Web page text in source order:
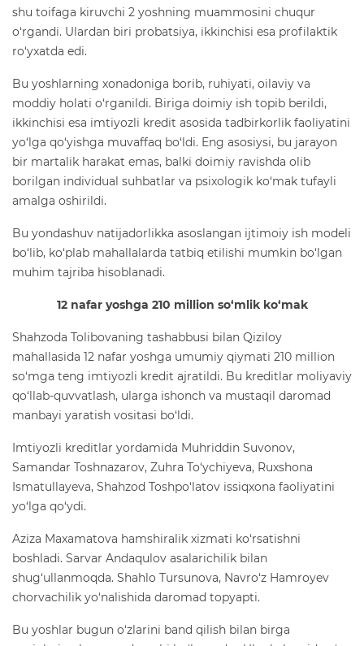
shu toifaga kiruvchi 2 yoshning muammosini chuqur
o‘rgandi. Ulardan biri probatsiya, ikkinchisi esa profilaktik
ro‘yxatda edi.
Bu yoshlarning xonadoniga borib, ruhiyati, oilaviy va
moddiy holati o‘rganildi. Biriga doimiy ish topib berildi,
ikkinchisi esa imtiyozli kredit asosida tadbirkorlik faoliyatini
yo‘lga qo‘yishga muvaffaq bo‘ldi. Eng asosiysi, bu jarayon
bir martalik harakat emas, balki doimiy ravishda olib
borilgan individual suhbatlar va psixologik ko‘mak tufayli
amalga oshirildi.
Bu yondashuv natijadorlikka asoslangan ijtimoiy ish modeli
bo‘lib, ko‘plab mahallalarda tatbiq etilishi mumkin bo‘lgan
muhim tajriba hisoblanadi.
12 nafar yoshga 210 million so‘mlik ko‘mak
Shahzoda Tolibovaning tashabbusi bilan Qiziloy
mahallasida 12 nafar yoshga umumiy qiymati 210 million
so‘mga teng imtiyozli kredit ajratildi. Bu kreditlar moliyaviy
qo‘llab-quvvatlash, ularga ishonch va mustaqil daromad
manbayi yaratish vositasi bo‘ldi.
Imtiyozli kreditlar yordamida Muhriddin Suvonov,
Samandar Toshnazarov, Zuhra To‘ychiyeva, Ruxshona
Ismatullayeva, Shahzod Toshpo‘latov issiqxona faoliyatini
yo‘lga qo‘ydi.
Aziza Maxamatova hamshiralik xizmati ko‘rsatishni
boshladi. Sarvar Andaqulov asalarichilik bilan
shug‘ullanmoqda. Shahlo Tursunova, Navro‘z Hamroyev
chorvachilik yo‘nalishida daromad topyapti.
Bu yoshlar bugun o‘zlarini band qilish bilan birga